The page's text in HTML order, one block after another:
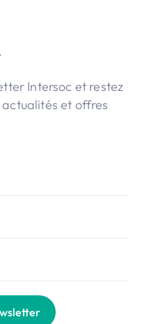
Intersoc et restez
et offres